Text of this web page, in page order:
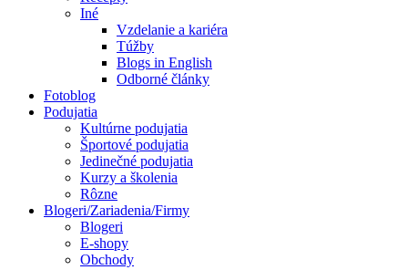
Iné
Vzdelanie a kariéra
Túžby
Blogs in English
Odborné články
Fotoblog
Podujatia
Kultúrne podujatia
Športové podujatia
Jedinečné podujatia
Kurzy a školenia
Rôzne
Blogeri/Zariadenia/Firmy
Blogeri
E-shopy
Obchody